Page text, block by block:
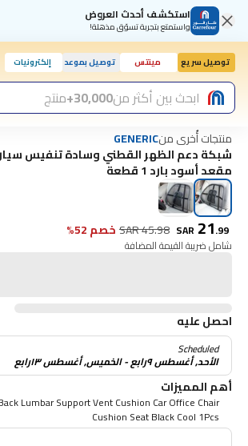
استكشف أحدث العروض
واستمتع بتجربة تسوّق مذهلة!
توصيل سريع مينتس توصيل بموعد إلكترونيات
ابحث بين أكثر من30,000+ منتج
منتجات أُخرى منGENERIC
شبكة دعم الظهر القطني وسادة تنفيس
مقعد أسود بارد 1 قطعة
SAR 21.99
SAR45.98 خصم 52%
شامل ضريبة القيمة المضافة
احصل عليه
Scheduled
الأحد, أغسطس ٩رابع - الخميس, أغسطس ١٣رابع
أهم المميزات
Lumbar Support Vent Cushion Car Office Chair
Cushion Seat Black Cool 1Pcs